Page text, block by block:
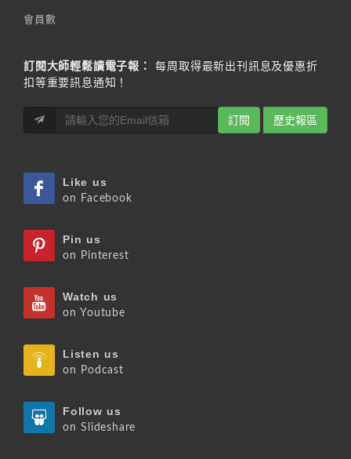
會員數
訂閱大師輕鬆讀電子報：
每周取得最新出刊訊息及優惠折
扣等重要訊息通知！
訂閱 歷史報區
Like us
on Facebook
Pin us
on Pinterest
Watch us
on Youtube
Listen us
on Podcast
Follow us
on Slideshare